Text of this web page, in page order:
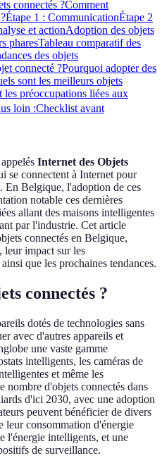
connectés ?Comment
Étape 1 : CommunicationÉtape 2
et actionAdoption des objets
pharesTableau comparatif des
des objets
connecté ?Pourquoi adopter des
sont les meilleurs objets
les préoccupations liées aux
loin :Checklist avant
Internet des Objets
se connectent à Internet pour
En Belgique, l'adoption de ces
notable ces dernières
allant des maisons intelligentes
par l'industrie. Cet article
connectés en Belgique,
leur impact sur les
que les prochaines tendances.
connectés ?
dotés de technologies sans
avec d'autres appareils et
une vaste gamme
intelligents, les caméras de
et même les
nombre d'objets connectés dans
d'ici 2030, avec une adoption
peuvent bénéficier de divers
leur consommation d'énergie
l'énergie intelligents, et une
de surveillance.